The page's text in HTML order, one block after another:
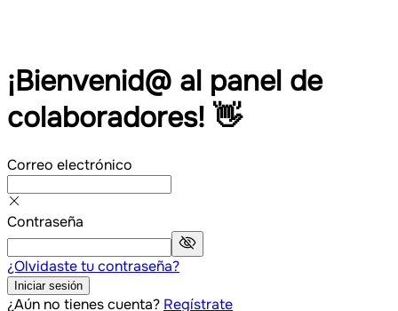
¡Bienvenid@ al panel de
colaboradores! 👋
Correo electrónico
Contraseña
¿Olvidaste tu contraseña?
Iniciar sesión
¿Aún no tienes cuenta? Regístrate